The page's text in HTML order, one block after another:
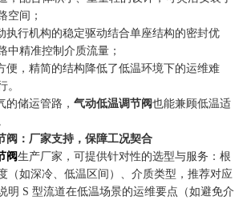
空间；
执行机构的稳定驱动结合单座结构的密封优
中精准控制介质流量；
便，精简的结构降低了低温环境下的运维难
。
的储运管路， 气动低温调节阀也能兼顾低温适
阀：厂家支持，保障工况契合
阀生产厂家，可提供针对性的选型与服务：根
（如深冷、低温区间）、介质类型，推荐对应
明 S 型流道在低温场景的运维要点（如避免介